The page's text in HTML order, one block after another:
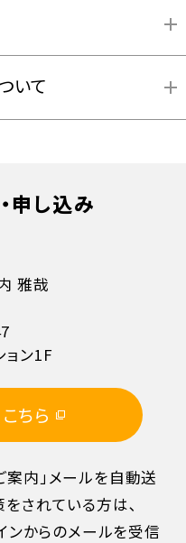
いて
申し込み
雅哉
ョン1F
ちら
内」メールを自動送
をされている方は､
ンからのメールを受信